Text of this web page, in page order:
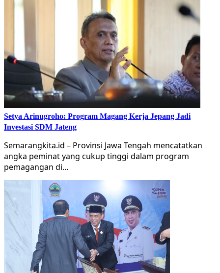
Setya Arinugroho: Program Magang Kerja Jepang Jadi
Investasi SDM Jateng
Semarangkita.id – Provinsi Jawa Tengah mencatatkan
angka peminat yang cukup tinggi dalam program
pemagangan di…